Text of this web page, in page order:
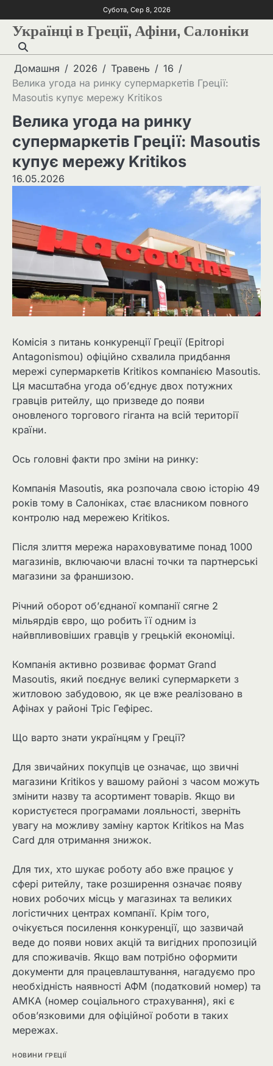
Субота, Сер 8, 2026
Українці в Греції, Афіни, Салоніки
Домашня 2026 Травень
16
Велика угода на ринку супермаркетів Греції:
Masoutis купує мережу Kritikos
Велика угода на ринку
супермаркетів Греції: Masoutis
купує мережу Kritikos
16.05.2026
Комісія з питань конкуренції Греції (Epitropi
Antagonismou) офіційно схвалила придбання
мережі супермаркетів Kritikos компанією Masoutis.
Ця масштабна угода об’єднує двох потужних
гравців ритейлу, що призведе до появи
оновленого торгового гіганта на всій території
країни.
Ось головні факти про зміни на ринку:
Компанія Masoutis, яка розпочала свою історію 49
років тому в Салоніках, стає власником повного
контролю над мережею Kritikos.
Після злиття мережа нараховуватиме понад 1000
магазинів, включаючи власні точки та партнерські
магазини за франшизою.
Річний оборот об’єднаної компанії сягне 2
мільярдів євро, що робить її одним із
найвпливовіших гравців у грецькій економіці.
Компанія активно розвиває формат Grand
Masoutis, який поєднує великі супермаркети з
житловою забудовою, як це вже реалізовано в
Афінах у районі Тріс Гефірес.
Що варто знати українцям у Греції?
Для звичайних покупців це означає, що звичні
магазини Kritikos у вашому районі з часом можуть
змінити назву та асортимент товарів. Якщо ви
користуєтеся програмами лояльності, зверніть
увагу на можливу заміну карток Kritikos на Mas
Card для отримання знижок.
Для тих, хто шукає роботу або вже працює у
сфері ритейлу, таке розширення означає появу
нових робочих місць у магазинах та великих
логістичних центрах компанії. Крім того,
очікується посилення конкуренції, що зазвичай
веде до появи нових акцій та вигідних пропозицій
для споживачів. Якщо вам потрібно оформити
документи для працевлаштування, нагадуємо про
необхідність наявності АФМ (податковий номер) та
АМКА (номер соціального страхування), які є
обов’язковими для офіційної роботи в таких
мережах.
НОВИНИ ГРЕЦІЇ